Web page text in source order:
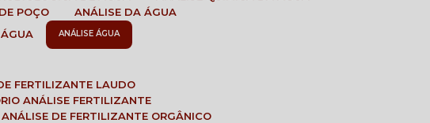
POÇO
ANÁLISE DA ÁGUA
ÁGUA ANÁLISE ÁGUA
DE FERTILIZANTE LAUDO
ANÁLISE FERTILIZANTE
ANÁLISE DE FERTILIZANTE ORGÂNICO